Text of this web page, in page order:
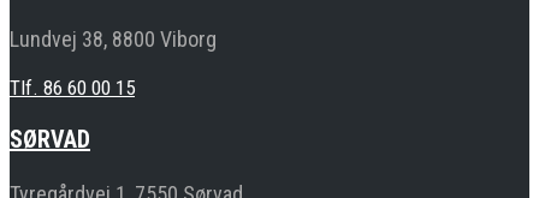
Lundvej 38, 8800 Viborg
Tlf. 86 60 00 15
SØRVAD